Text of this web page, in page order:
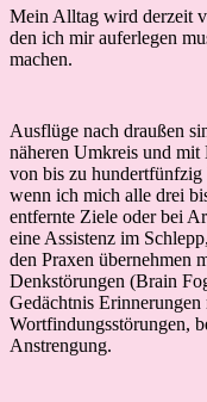
Mein Alltag wird derzeit
den ich mir auferlegen
machen.
Ausflüge nach draußen
näheren Umkreis und
von bis zu
wenn ich mich alle drei
entfernte Ziele oder bei
eine Assistenz im
den Praxen übernehmen
Denkstörungen (Brain
Gedächtnis
Wortfindungsstörungen,
Anstrengung.